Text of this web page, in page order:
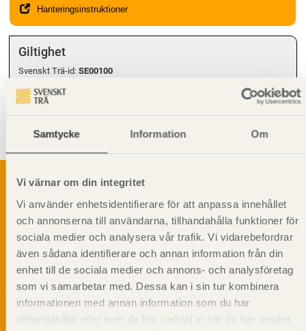
Samtycke Information Om
Vi värnar om din integritet
Vi använder enhetsidentifierare för att anpassa innehållet
och annonserna till användarna, tillhandahålla funktioner för
sociala medier och analysera vår trafik. Vi vidarebefordrar
även sådana identifierare och annan information från din
enhet till de sociala medier och annons- och analysföretag
som vi samarbetar med. Dessa kan i sin tur kombinera
informationen med annan information som du har
tillhandahållit eller som de har samlat in när du har använt
Hanteringsinstruktioner
Giltighet
Svenskt Trä-id: SE00100
användas i
Svenskt Träs Produktkatalog är svensk
sågverksnärings digitala produktkatalog för att
beskriva träprodukter och deras unika
egenskaper.
Dela på